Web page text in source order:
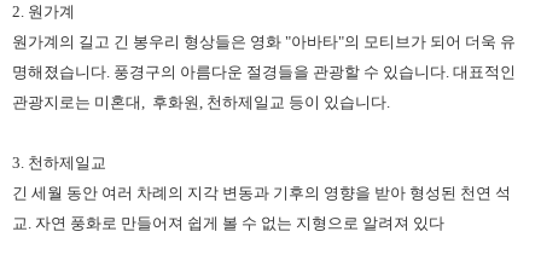
2. 원가계
원가계의 길고 긴 봉우리 형상들은 영화 "아바타"의 모티브가 되어 더욱 유
명해졌습니다. 풍경구의 아름다운 절경들을 관광할 수 있습니다. 대표적인
관광지로는 미혼대, 후화원, 천하제일교 등이 있습니다.
3. 천하제일교
긴 세월 동안 여러 차례의 지각 변동과 기후의 영향을 받아 형성된 천연 석
교. 자연 풍화로 만들어져 쉽게 볼 수 없는 지형으로 알려져 있다